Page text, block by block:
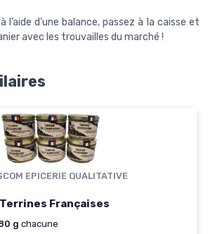
l’aide d’une balance, passez à la caisse et
avec les trouvailles du marché !
EPICERIE QUALITATIVE
Françaises
g chacune